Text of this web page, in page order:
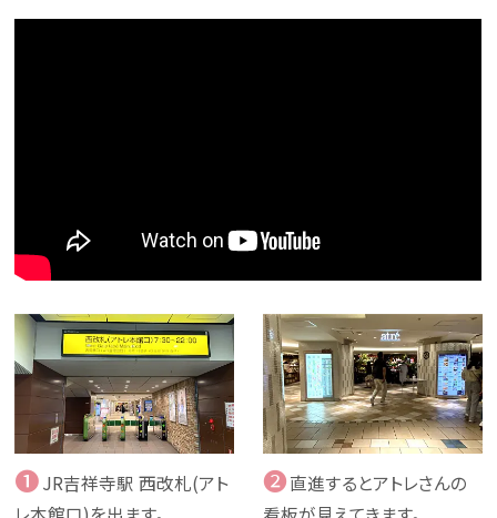
❶JR吉祥寺駅 西改札(アト
❷直進するとアトレさんの